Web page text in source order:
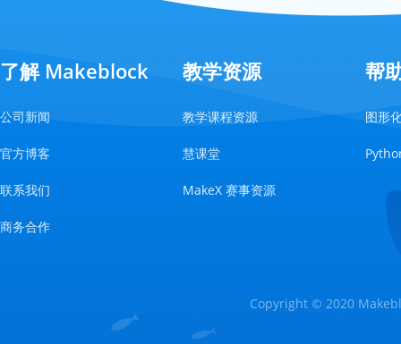
了解 Makeblock
公司新闻
官方博客
联系我们
商务合作
教学资源
教学课程资源
慧课堂
MakeX 赛事资源
帮
图形
Copyright © 2020